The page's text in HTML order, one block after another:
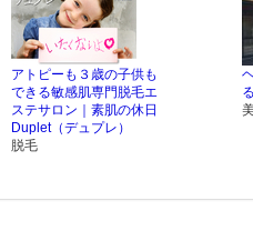
アトピーも３歳の子供も
できる敏感肌専門脱毛エ
ステサロン｜素肌の休日
Duplet（デュプレ）
脱毛
る